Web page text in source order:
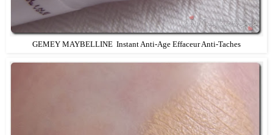
GEMEY MAYBELLINE Instant Anti-Age Effaceur Anti-Taches